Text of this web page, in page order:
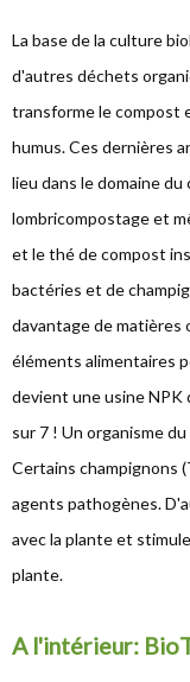
La base de la culture
d'autres déchets
transforme le compost
humus. Ces dernières
lieu dans le domaine
lombricompostage et
et le thé de compost
bactéries et de
davantage de matières
éléments alimentaires
devient une usine NPK
sur 7 ! Un organisme
Certains champignons
agents pathogènes.
avec la plante et
plante.
A l'intérieur: